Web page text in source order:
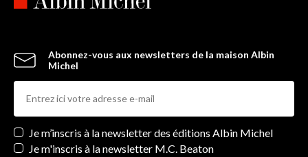
Abonnez-vous aux newsletters de la maison Albin
Michel
Newsletters
Je m’inscris à la newsletter des éditions Albin Michel
Je m'inscris à la newsletter M.C. Beaton